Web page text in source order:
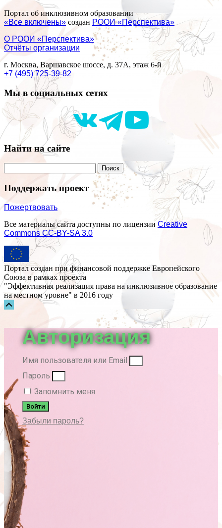
Портал об инклюзивном образовании
«Все включены» создан РООИ «Перспектива»
О РООИ «Перспектива»
Отчёты организации
г. Москва, Варшавское шоссе, д. 37А, этаж 6-й
+7 (495) 725-39-82
Мы в социальных сетях
Найти на сайте
Поддержать проект
Пожертвовать
Все материалы сайта доступны по лицензии Creative
Commons СС-BY-SA 3.0
Портал создан при финансовой поддержке Европейского
Союза в рамках проекта
"Эффективная реализация права на инклюзивное образование
на местном уровне" в 2016 году
Прокрутка
Авторизация
Имя пользователя или Email
Пароль
Запомнить меня
Войти
Забыли пароль?